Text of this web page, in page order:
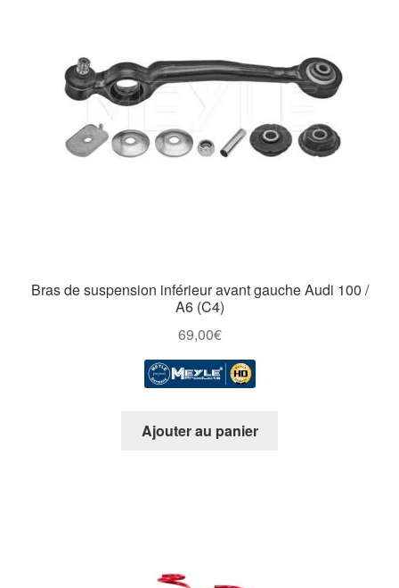
Bras de suspension inférieur avant gauche Audi 100 /
A6 (C4)
69,00€
Ajouter au panier